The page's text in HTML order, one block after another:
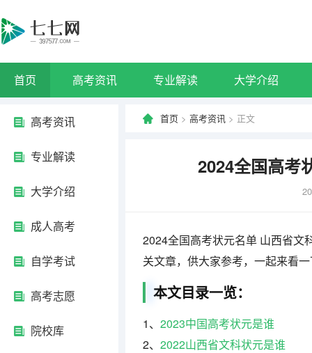
首页 高考资讯 专业解读 大学介绍
高考资讯
专业解读
大学介绍
成人高考
自学考试
高考志愿
院校库
首页 > 高考资讯 > 正文
2024全国高考
2024全国高考状元名单 山西省文
关文章，供大家参考，一起来看
本文目录一览：
1、 2023中国高考状元是谁
2、 2022山西省文科状元是谁